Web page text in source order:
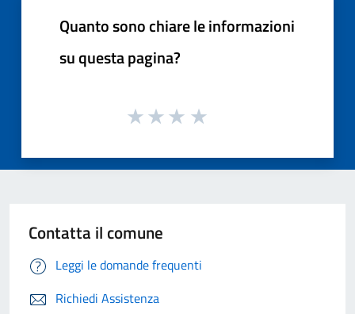
Quanto sono chiare le informazioni
su questa pagina?
Contatta il comune
Leggi le domande frequenti
Richiedi Assistenza